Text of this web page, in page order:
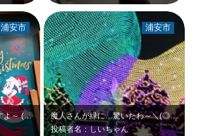
このお写真、3年前なんですよ～ (^^♪ミッキー、ミニー、癒されるな～☆サンタ…
浦安市
魔人さんが緑に…驚いたわ～＼(◎o◎) ／！
投稿者名：しいちゃん
浦安市